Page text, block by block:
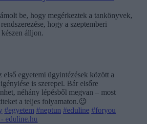
be, hogy megérkeztek a tankönyvek,
hogy a szeptemberi
álljon.
első egyetemi ügyintézések között a
is szerepel. Bár elsőre
néhány lépésből megvan – most
a teljes folyamaton.😉
#egyetem #neptun #eduline #foryou
eduline.hu